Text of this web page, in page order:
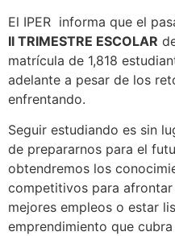
El IPER informa que el
II TRIMESTRE ESCOLAR
matrícula de 1,818
adelante a pesar de los
enfrentando.
Seguir estudiando es sin
de prepararnos para el
obtendremos los
competitivos para
mejores empleos o estar
emprendimiento que